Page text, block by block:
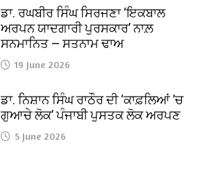
ਡਾ. ਰਘਬੀਰ ਸਿੰਘ ਸਿਰਜਣਾ ‘ਇਕਬਾਲ
ਅਰਪਨ ਯਾਦਗਾਰੀ ਪੁਰਸਕਾਰ’ ਨਾਲ਼
ਸਨਮਾਨਿਤ — ਸਤਨਾਮ ਢਾਅ
19 June 2026
ਡਾ. ਨਿਸ਼ਾਨ ਸਿੰਘ ਰਾਠੌਰ ਦੀ ‘ਕਾਫ਼ਲਿਆਂ ’ਚ
ਗੁਆਚੇ ਲੋਕ’ ਪੰਜਾਬੀ ਪੁਸਤਕ ਲੋਕ ਅਰਪਣ
5 June 2026